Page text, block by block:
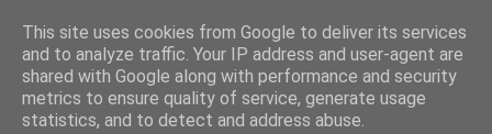
This site uses cookies from Google to deliver its services
and to analyze traffic. Your IP address and user-agent are
shared with Google along with performance and security
metrics to ensure quality of service, generate usage
statistics, and to detect and address abuse.
FilmBoy